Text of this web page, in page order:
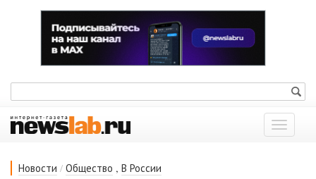
Показать
меню
Новости / Общество , В России